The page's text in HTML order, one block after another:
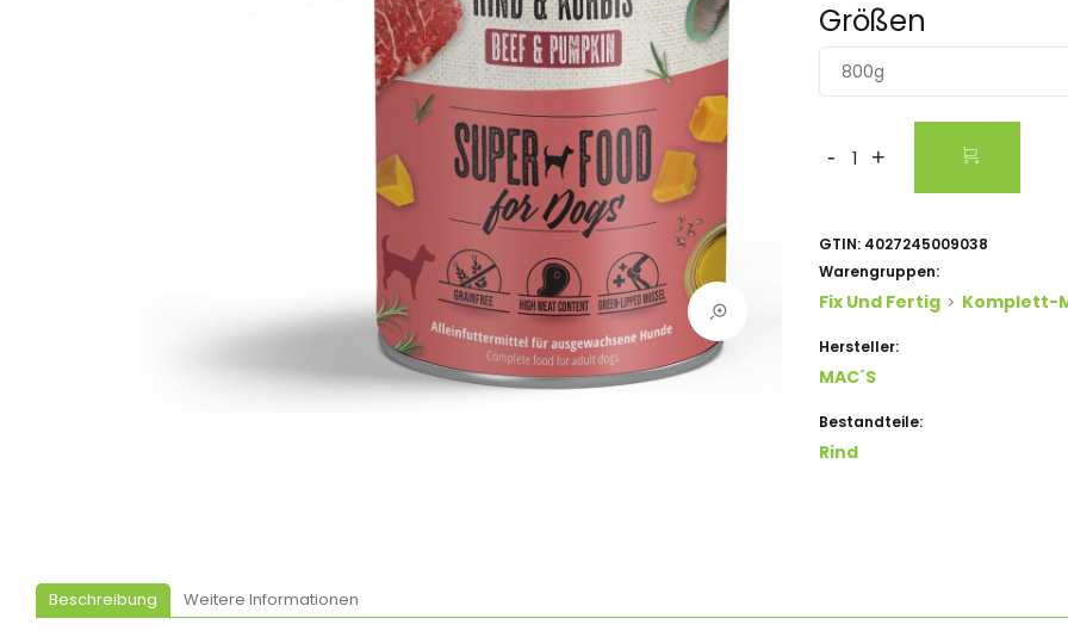
Größen
800g
- +
GTIN: 4027245009038
Warengruppen:
Fix Und Fertig Komplett-
Hersteller:
MAC´s
Bestandteile:
Rind
Beschreibung Weitere Informationen